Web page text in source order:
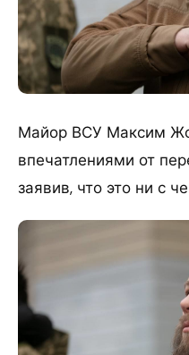
Майор ВСУ Максим
впечатлениями от
заявив, что это ни с